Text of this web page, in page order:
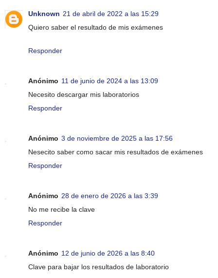
Unknown 21 de abril de 2022 a las 15:29
Quiero saber el resultado de mis exámenes
Responder
Anónimo 11 de junio de 2024 a las 13:09
Necesito descargar mis laboratorios
Responder
Anónimo 3 de noviembre de 2025 a las 17:56
Nesecito saber como sacar mis resultados de exámenes
Responder
Anónimo 28 de enero de 2026 a las 3:39
No me recibe la clave
Responder
Anónimo 12 de junio de 2026 a las 8:40
Clave para bajar los resultados de laboratorio